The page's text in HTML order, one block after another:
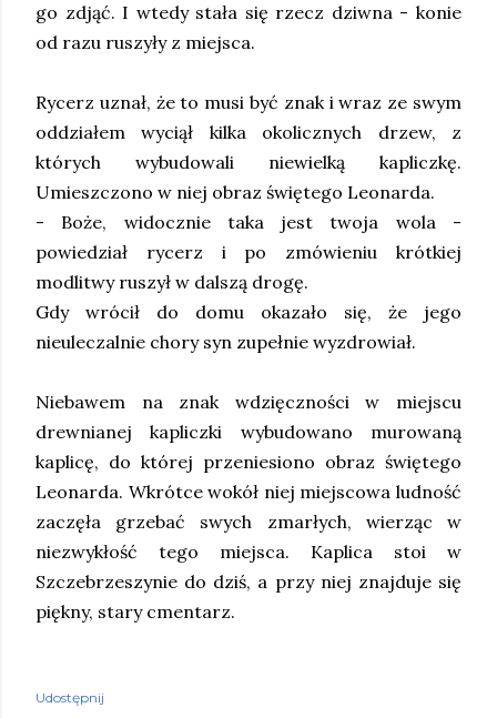
go zdjąć. I wtedy stała się rzecz dziwna - konie
od razu ruszyły z miejsca.
Rycerz uznał, że to musi być znak i wraz ze swym
oddziałem wyciął kilka okolicznych drzew, z
których wybudowali niewielką kapliczkę.
Umieszczono w niej obraz świętego Leonarda.
- Boże, widocznie taka jest twoja wola -
powiedział rycerz i po zmówieniu krótkiej
modlitwy ruszył w dalszą drogę.
Gdy wrócił do domu okazało się, że jego
nieuleczalnie chory syn zupełnie wyzdrowiał.
Niebawem na znak wdzięczności w miejscu
drewnianej kapliczki wybudowano murowaną
kaplicę, do której przeniesiono obraz świętego
Leonarda. Wkrótce wokół niej miejscowa ludność
zaczęła grzebać swych zmarłych, wierząc w
niezwykłość tego miejsca. Kaplica stoi w
Szczebrzeszynie do dziś, a przy niej znajduje się
piękny, stary cmentarz.
Udostępnij